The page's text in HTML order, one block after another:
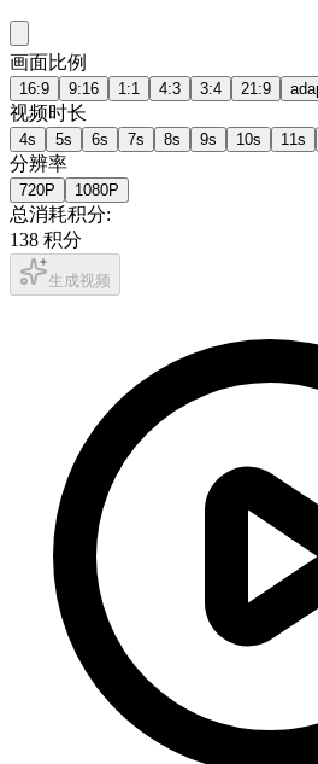
画面比例
16:9 9:16 1:1 4:3 3:4 21:9
视频时长
4s 5s 6s 7s 8s 9s 10s 11s
分辨率
720P 1080P
总消耗积分:
138 积分
生成视频